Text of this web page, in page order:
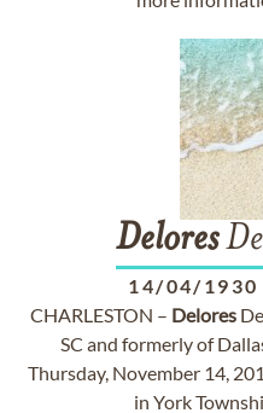
Delores
14/04/1930
CHARLESTON – Delores
SC and formerly of
Thursday, November 14,
in York